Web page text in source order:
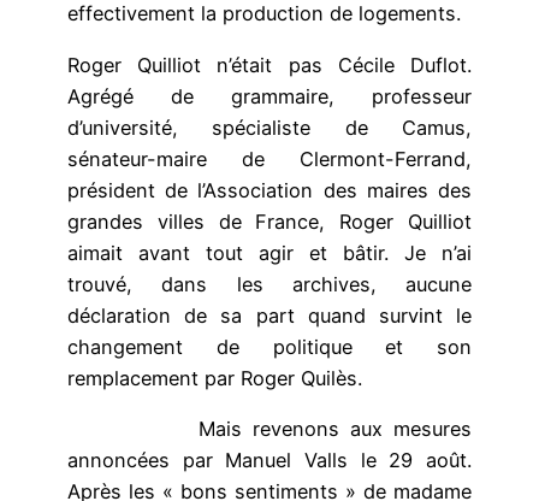
effectivement la production de logements.
Roger Quilliot n’était pas Cécile Duflot.
Agrégé de grammaire, professeur
d’université, spécialiste de Camus,
sénateur-maire de Clermont-Ferrand,
président de l’Association des maires des
grandes villes de France, Roger Quilliot
aimait avant tout agir et bâtir. Je n’ai
trouvé, dans les archives, aucune
déclaration de sa part quand survint le
changement de politique et son
remplacement par Roger Quilès.
Mais revenons aux mesures
annoncées par Manuel Valls le 29 août.
Après les « bons sentiments » de madame